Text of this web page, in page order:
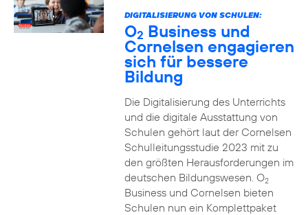
DIGITALISIERUNG VON SCHULEN:
O2 Business und
Cornelsen engagieren
sich für bessere
Bildung
Die Digitalisierung des Unterrichts
und die digitale Ausstattung von
Schulen gehört laut der Cornelsen
Schulleitungsstudie 2023 mit zu
den größten Herausforderungen im
deutschen Bildungswesen. O2
Business und Cornelsen bieten
Schulen nun ein Komplettpaket